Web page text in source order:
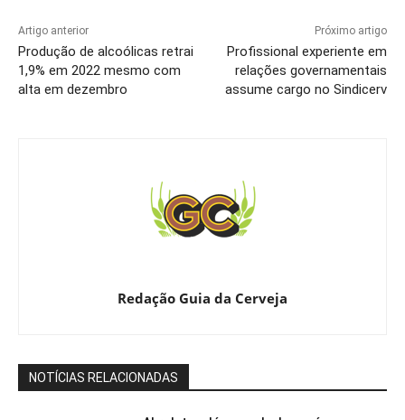
Artigo anterior
Produção de alcoólicas retrai
1,9% em 2022 mesmo com
alta em dezembro
Próximo artigo
Profissional experiente em
relações governamentais
assume cargo no Sindicerv
Redação Guia da Cerveja
NOTÍCIAS RELACIONADAS